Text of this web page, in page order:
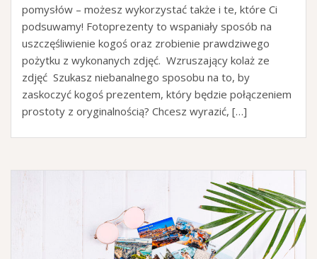
pomysłów – możesz wykorzystać także i te, które Ci
podsuwamy! Fotoprezenty to wspaniały sposób na
uszczęśliwienie kogoś oraz zrobienie prawdziwego
pożytku z wykonanych zdjęć. Wzruszający kolaż ze
zdjęć Szukasz niebanalnego sposobu na to, by
zaskoczyć kogoś prezentem, który będzie połączeniem
prostoty z oryginalnością? Chcesz wyrazić, […]